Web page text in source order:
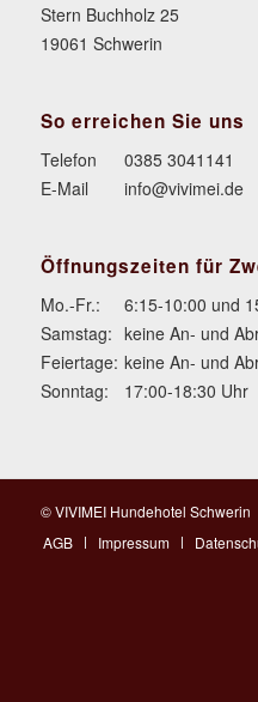
Stern Buchholz 25
19061 Schwerin
So erreichen Sie uns
Telefon
0385 3041141
E-Mail
info@vivimei.de
Öffnungszeiten für
Mo.-Fr.:
6:15-10:00 und
Samstag: keine An- und
Feiertage: keine An- und
Sonntag:
17:00-18:30 Uhr
© VIVIMEI Hundehotel Schwerin
AGB
Impressum